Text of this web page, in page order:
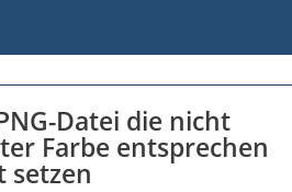
Datei die nicht
Farbe entsprechen
setzen